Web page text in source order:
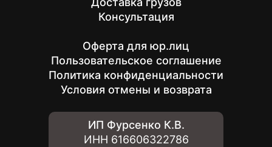
Консультация
Оферта для юр.лиц
Пользовательское соглашение
Политика конфиденциальности
Условия отмены и возврата
ИП Фурсенко К.В.
ИНН 616606322786